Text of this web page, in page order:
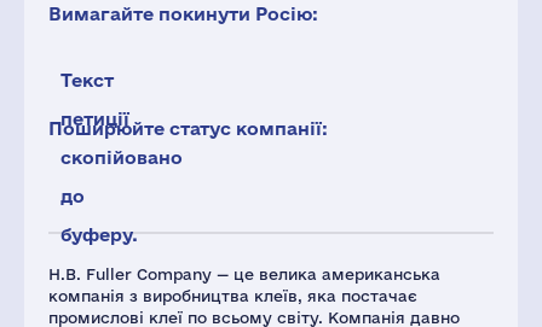
H.B. Fuller Company — це велика американська
компанія з виробництва клеїв, яка постачає
промислові клеї по всьому світу. Компанія давно
Вимагайте покинути Росію:
Текст
петиції
скопійовано
до
буферу.
Поширюйте статус компанії: